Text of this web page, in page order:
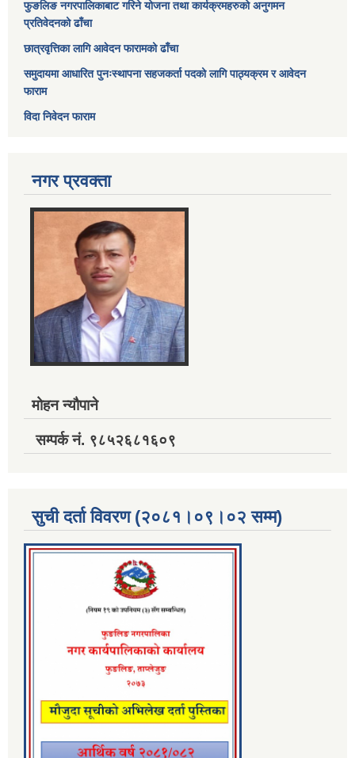
फुङलिङ नगरपालिकाबाट गरिने योजना तथा कार्यक्रमहरुको अनुगमन
प्रतिवेदनको ढाँचा
छात्रवृत्तिका लागि आवेदन फारामको ढाँचा
समुदायमा आधारित पुनःस्थापना सहजकर्ता पदको लागि पाठ्यक्रम र आवेदन
फाराम
विदा निवेदन फाराम
नगर प्रवक्ता
मोहन न्यौपाने
सम्पर्क नं. ९८५२६८१६०९
सुची दर्ता विवरण (२०८१।०९।०२ सम्म)